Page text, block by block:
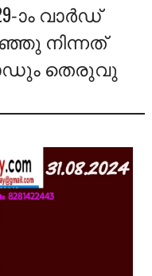
ാം വാര്‍ഡ്
നിന്നത്‌
തെരുവു